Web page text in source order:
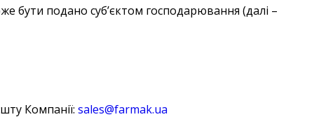
бути подано суб’єктом господарювання (далі –
Компанії: sales@farmak.ua